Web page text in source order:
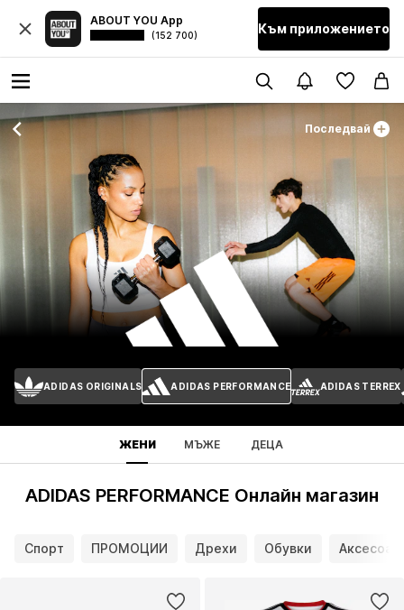
ABOUT YOU App
(152 700) Към приложението
Последвай
ADIDAS ORIGINALS ADIDAS PERFORMANCE ADIDAS TERREX
ЖЕНИ МЪЖЕ ДЕЦА
ADIDAS PERFORMANCE Онлайн магазин
Спорт ПРОМОЦИИ Дрехи Обувки